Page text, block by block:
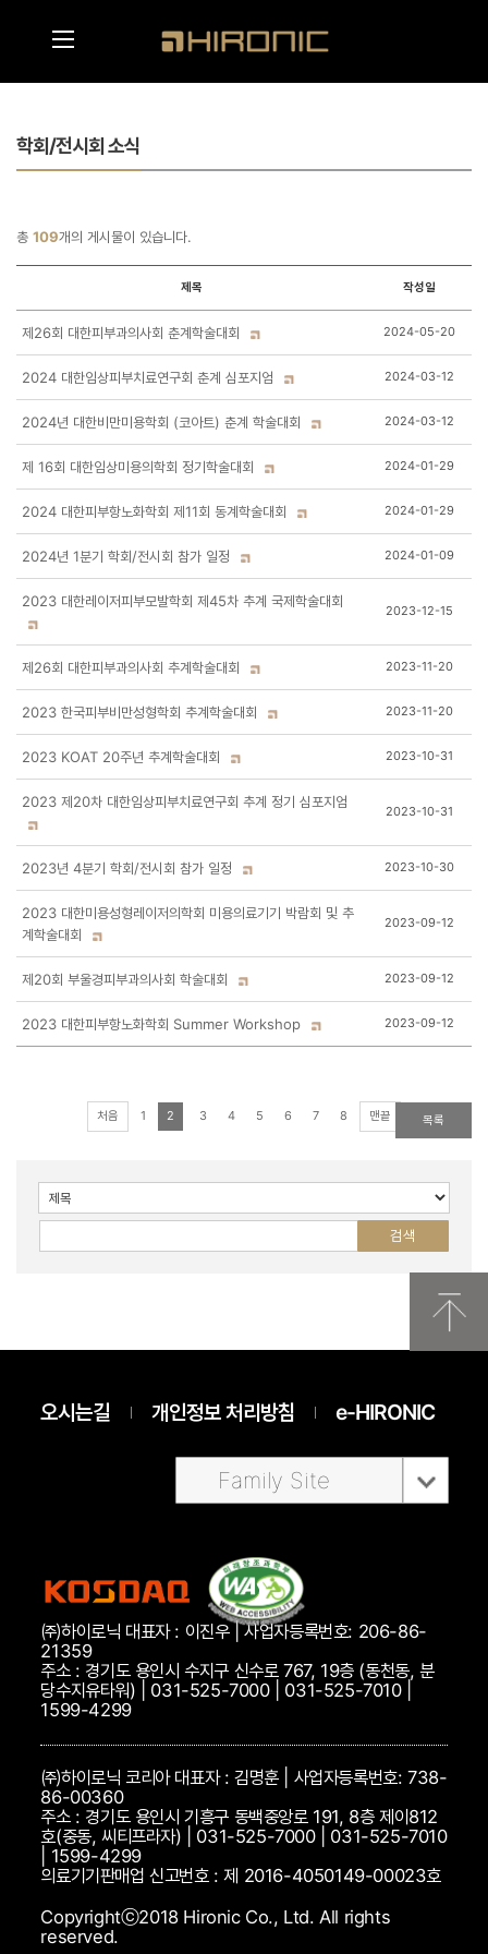
학회/전시회 소식
총 109개의 게시물이 있습니다.
제목 작성일
제26회 대한피부과의사회 춘계학술대회 2024-05-20
2024 대한임상피부치료연구회 춘계 심포지엄 2024-03-12
2024년 대한비만미용학회 (코아트) 춘계 학술대회 2024-03-12
제 16회 대한임상미용의학회 정기학술대회 2024-01-29
2024 대한피부항노화학회 제11회 동계학술대회 2024-01-29
2024년 1분기 학회/전시회 참가 일정 2024-01-09
2023 대한레이저피부모발학회 제45차 추계 국제학술대회
2023-12-15
제26회 대한피부과의사회 추계학술대회 2023-11-20
2023 한국피부비만성형학회 추계학술대회 2023-11-20
2023 KOAT 20주년 추계학술대회 2023-10-31
2023 제20차 대한임상피부치료연구회 추계 정기 심포지엄
2023-10-31
2023년 4분기 학회/전시회 참가 일정 2023-10-30
2023 대한미용성형레이저의학회 미용의료기기 박람회 및 추
계학술대회
2023-09-12
제20회 부울경피부과의사회 학술대회 2023-09-12
2023 대한피부항노화학회 Summer Workshop 2023-09-12
처음 1 2 3 4 5 6 7 8 맨끝 목록
오시는길 개인정보 처리방침 e-HIRONIC
㈜하이로닉 대표자 : 이진우 | 사업자등록번호: 206-86-
21359
주소 : 경기도 용인시 수지구 신수로 767, 19층 (동천동, 분
당수지유타워) | 031-525-7000 | 031-525-7010 |
1599-4299
㈜하이로닉 코리아 대표자 : 김명훈 | 사업자등록번호: 738-
86-00360
주소 : 경기도 용인시 기흥구 동백중앙로 191, 8층 제이812
호(중동, 씨티프라자) | 031-525-7000 | 031-525-7010
| 1599-4299
의료기기판매업 신고번호 : 제 2016-4050149-00023호
Copyrightⓒ2018 Hironic Co., Ltd. All rights
reserved.
Family Site